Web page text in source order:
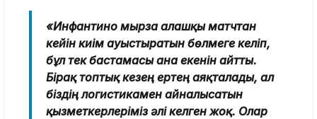
«Инфантино мырза алғашқы матчтан
кейін киім ауыстыратын бөлмеге келіп,
бұл тек бастамасы ғана екенін айтты.
Бірақ топтық кезең ертең аяқталады, ал
біздің логистикамен айналысатын
қызметкерлеріміз әлі келген жоқ. Олар